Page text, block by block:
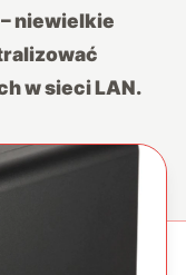
niewielkie
w sieci LAN.